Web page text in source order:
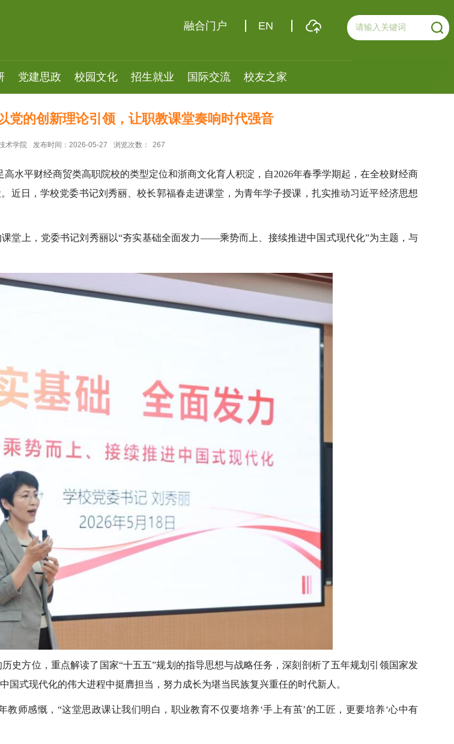
融合门户 EN
党建思政 校园文化 招生就业 国际交流 校友之家
党的创新理论引领，让职教课堂奏响时代强音
术学院 发布时间：2026-05-27 浏览次数： 267
水平财经商贸类高职院校的类型定位和浙商文化育人积淀，自2026年春季学期起，在全校财经商
近日，学校党委书记刘秀丽、校长郭福春走进课堂，为青年学子授课，扎实推动习近平经济思想
堂上，党委书记刘秀丽以“夯实基础全面发力——乘势而上、接续推进中国式现代化”为主题，与
史方位，重点解读了国家“十五五”规划的指导思想与战略任务，深刻剖析了五年规划引领国家发
式现代化的伟大进程中挺膺担当，努力成长为堪当民族复兴重任的时代新人。
师感慨，“这堂思政课让我们明白，职业教育不仅要培养‘手上有茧’的工匠，更要培养‘心中有